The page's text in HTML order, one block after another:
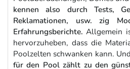
kennen also durch Tests,
Reklamationen, usw. zig
Erfahrungsberichte. Allgemein
hervorzuheben, dass die
Poolzelten schwanken kann.
für den Pool zählt zu den